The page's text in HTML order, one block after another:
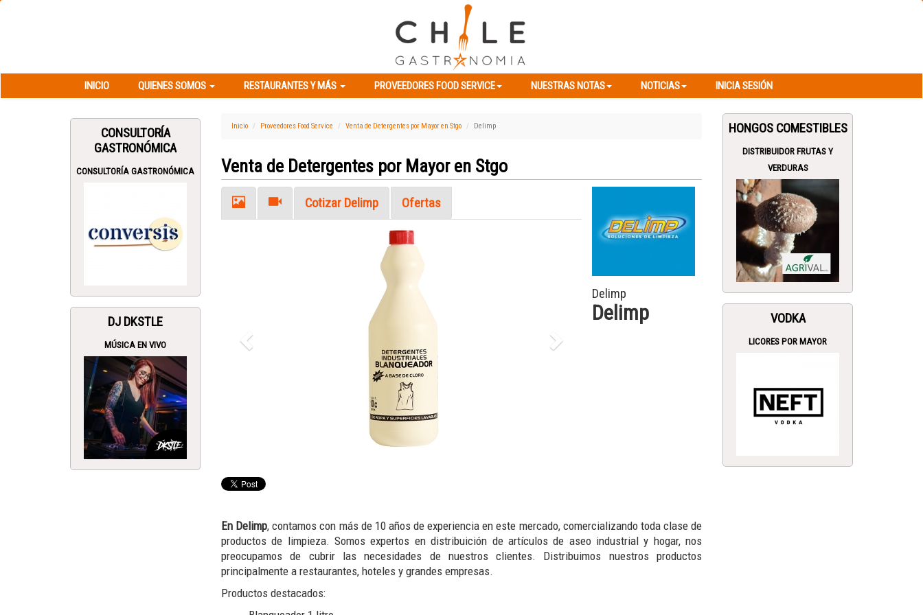
INICIO QUIENES SOMOS RESTAURANTES Y MÁS PROVEEDORES FOOD SERVICE NUESTRAS NOTAS NOTICIAS INICIA SESIÓN
PROVEEDORES FOOD SERVICE
CONSULTORÍA
GASTRONÓMICA
CONSULTORÍA GASTRONÓMICA
DJ DKSTLE
MÚSICA EN VIVO
Inicio Proveedores Food Service Venta de Detergentes por Mayor en Stgo Delimp
Venta de Detergentes por Mayor en Stgo
Cotizar Delimp Ofertas
Delimp
Delimp
En Delimp, contamos con más de 10 años de experiencia en este mercado, comercializando toda clase de
productos de limpieza. Somos expertos en distribuición de artículos de aseo industrial y hogar, nos
preocupamos de cubrir las necesidades de nuestros clientes. Distribuimos nuestros productos
principalmente a restaurantes, hoteles y grandes empresas.
Productos destacados:
HONGOS COMESTIBLES
DISTRIBUIDOR FRUTAS Y
VERDURAS
VODKA
LICORES POR MAYOR